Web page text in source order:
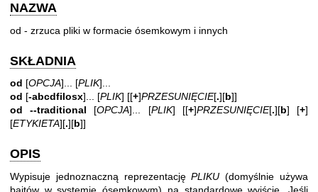
NAZWA
od - zrzuca pliki w formacie ósemkowym i innych
SKŁADNIA
od [OPCJA]... [PLIK]...
od [-abcdfilosx]... [PLIK] [[+]PRZESUNIĘCIE[.][b]]
od
--traditional [OPCJA]... [PLIK] [[+]PRZESUNIĘCIE[.][b] [+]
[ETYKIETA][.][b]]
OPIS
Wypisuje jednoznaczną reprezentacjęPLIKU (domyślnie używa
bajtów w systemie ósemkowym) na standardowe wyjście. Jeśli